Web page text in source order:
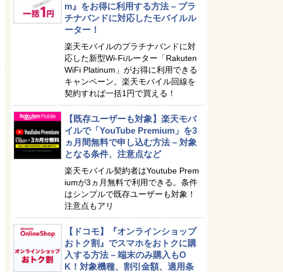
m』をお得に利用する方法 – プラ
チナバンドに対応したモバイルル
ーター！
楽天モバイルのプラチナバンドに対
応した新型Wi-Fiルーター「Rakuten
WiFi Platinum」がお得に利用できる
キャンペーン。楽天モバイル回線を
契約すれば一括1円で買える！
【既存ユーザーも対象】楽天モバ
イルで「YouTube Premium」を3
ヵ月間無料で申し込む方法 – 対象
となる条件、注意点など
楽天モバイル契約者はYoutube Prem
iumが3ヵ月無料で利用できる。条件
はシンプルで既存ユーザーも対象！
注意点もアリ
【ドコモ】『オンラインショップ
おトク割』でスマホをおトクに購
入する方法 – 端末のみ購入もO
K！対象機種、割引金額、適用条